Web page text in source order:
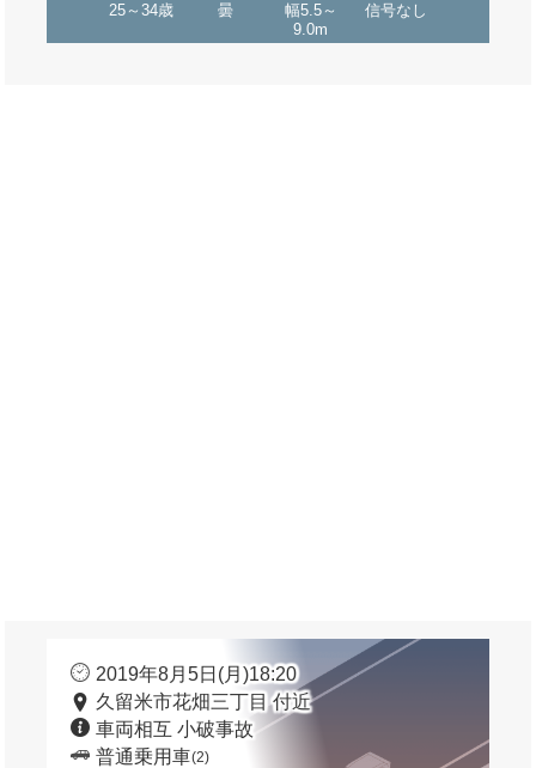
25～34歳 曇
幅5.5～
9.0m
信号なし
2019年8月5日(月)18:20
久留米市花畑三丁目 付近
車両相互 小破事故
普通乗用車(2)